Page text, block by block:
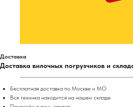
Доставка
Доставка вилочных погрузчиков и
Бесплатная доставка по Москве и МО
Вся техника находится на нашем складе